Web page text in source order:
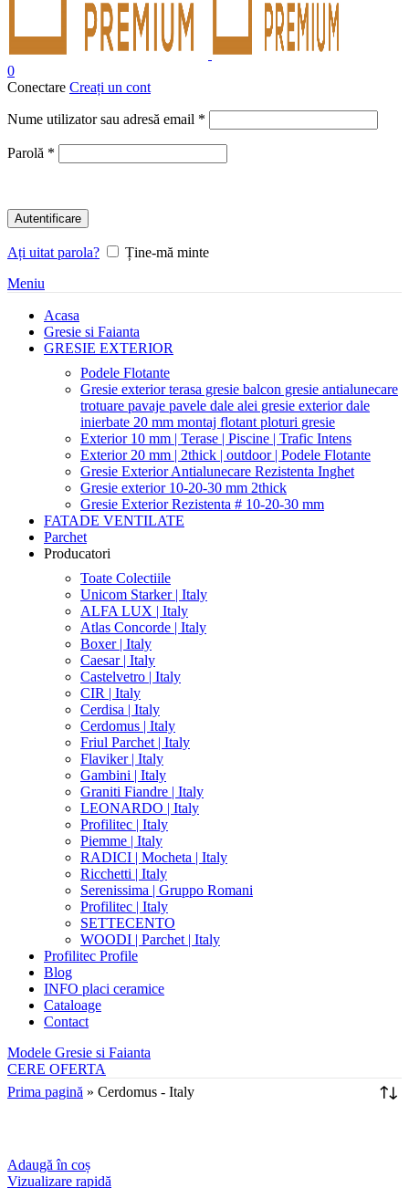
0
Conectare Creați un cont
Nume utilizator sau adresă email *
Parolă *
Autentificare
Ați uitat parola?
Ține-mă minte
Meniu
Acasa
Gresie si Faianta
GRESIE EXTERIOR
Podele Flotante
Gresie exterior terasa gresie balcon gresie antialunecare
trotuare pavaje pavele dale alei gresie exterior dale
inierbate 20 mm montaj flotant ploturi gresie
Exterior 10 mm | Terase | Piscine | Trafic Intens
Exterior 20 mm | 2thick | outdoor | Podele Flotante
Gresie Exterior Antialunecare Rezistenta Inghet
Gresie exterior 10-20-30 mm 2thick
Gresie Exterior Rezistenta # 10-20-30 mm
FATADE VENTILATE
Parchet
Producatori
Toate Colectiile
Unicom Starker | Italy
ALFA LUX | Italy
Atlas Concorde | Italy
Boxer | Italy
Caesar | Italy
Castelvetro | Italy
CIR | Italy
Cerdisa | Italy
Cerdomus | Italy
Friul Parchet | Italy
Flaviker | Italy
Gambini | Italy
Graniti Fiandre | Italy
LEONARDO | Italy
Profilitec | Italy
Piemme | Italy
RADICI | Mocheta | Italy
Ricchetti | Italy
Serenissima | Gruppo Romani
Profilitec | Italy
SETTECENTO
WOODI | Parchet | Italy
Profilitec Profile
Blog
INFO placi ceramice
Cataloage
Contact
Modele Gresie si Faianta
CERE OFERTA
Prima pagină » Cerdomus - Italy
Adaugă în coș
Vizualizare rapidă